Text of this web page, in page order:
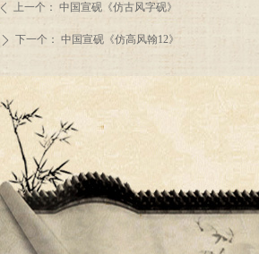
上一个： 中国宣砚《仿古风字砚》
ꄲ 下一个： 中国宣砚《仿高风翰12》